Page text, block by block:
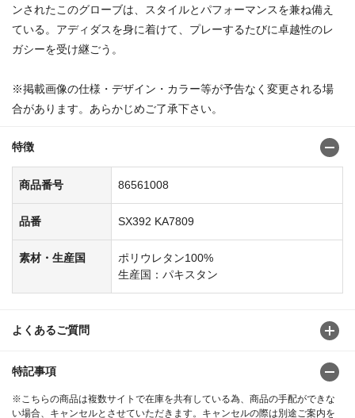
ンされたこのグローブは、スタイルとパフォーマンスを兼ね備え
ている。アディダスを身に着けて、プレーするたびに卓越性のレ
ガシーを受け継ごう。
※掲載画像の仕様・デザイン・カラー等が予告なく変更される場
合があります。あらかじめご了承下さい。
特徴
商品番号 86561008
品番 SX392 KA7809
素材・生産国
ポリウレタン100%
生産国：パキスタン
よくあるご質問
特記事項
※こちらの商品は複数サイトで在庫を共有している為、商品の手配ができな
い場合、キャンセルとさせていただきます。キャンセルの際は別途ご案内を